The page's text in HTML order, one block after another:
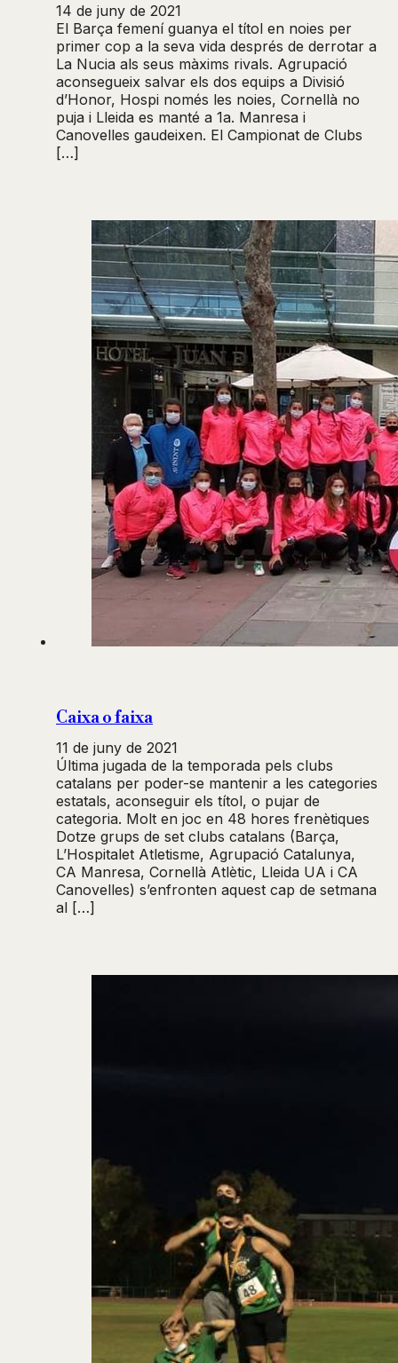
14 de juny de 2021
El Barça femení guanya el títol en noies per
primer cop a la seva vida després de derrotar a
La Nucia als seus màxims rivals. Agrupació
aconsegueix salvar els dos equips a Divisió
d’Honor, Hospi només les noies, Cornellà no
puja i Lleida es manté a 1a. Manresa i
Canovelles gaudeixen. El Campionat de Clubs
[…]
Caixa o faixa
11 de juny de 2021
Última jugada de la temporada pels clubs
catalans per poder-se mantenir a les categories
estatals, aconseguir els títol, o pujar de
categoria. Molt en joc en 48 hores frenètiques
Dotze grups de set clubs catalans (Barça,
L’Hospitalet Atletisme, Agrupació Catalunya,
CA Manresa, Cornellà Atlètic, Lleida UA i CA
Canovelles) s’enfronten aquest cap de setmana
al […]